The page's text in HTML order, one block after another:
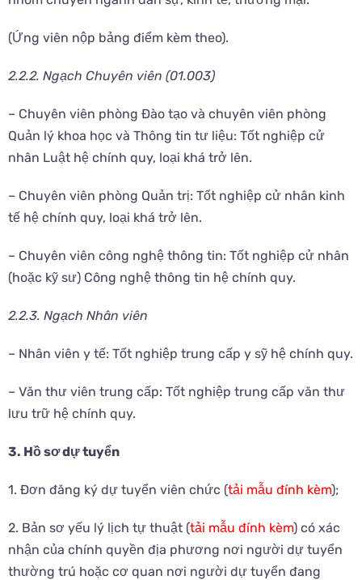
(Ứng viên nộp bảng điểm kèm theo).
2.2.2. Ngạch Chuyên viên (01.003)
– Chuyên viên phòng Đào tạo và chuyên viên phòng
Quản lý khoa học và Thông tin tư liệu: Tốt nghiệp cử
nhân Luật hệ chính quy, loại khá trở lên.
– Chuyên viên phòng Quản trị: Tốt nghiệp cử nhân kinh
tế hệ chính quy, loại khá trở lên.
– Chuyên viên công nghệ thông tin: Tốt nghiệp cử nhân
(hoặc kỹ sư) Công nghệ thông tin hệ chính quy.
2.2.3. Ngạch Nhân viên
– Nhân viên y tế: Tốt nghiệp trung cấp y sỹ hệ chính quy.
– Văn thư viên trung cấp: Tốt nghiệp trung cấp văn thư
lưu trữ hệ chính quy.
3. Hồ sơ dự tuyển
1. Đơn đăng ký dự tuyển viên chức (tải mẫu đính kèm);
2. Bản sơ yếu lý lịch tự thuật (tải mẫu đính kèm) có xác
nhận của chính quyền địa phương nơi người dự tuyển
thường trú hoặc cơ quan nơi người dự tuyển đang